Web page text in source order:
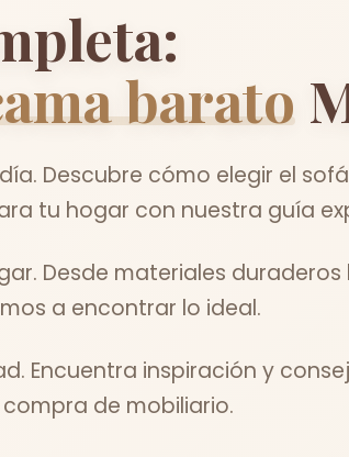
barato
Descubre cómo elegir el
tu hogar con nuestra guía
Desde materiales duraderos
a encontrar lo ideal.
Encuentra inspiración y
de mobiliario.